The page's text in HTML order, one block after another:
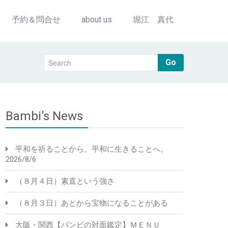
予約＆問合せ about us 堀江 真代
Go
Bambi’s News
平和を祈ることから、平和に生きることへ。
2026/8/6
（８月４日）素直という強さ
（８月３日）あとから宝物になることがある
大阪・関西【バンビの対面鑑定】ＭＥＮＵ